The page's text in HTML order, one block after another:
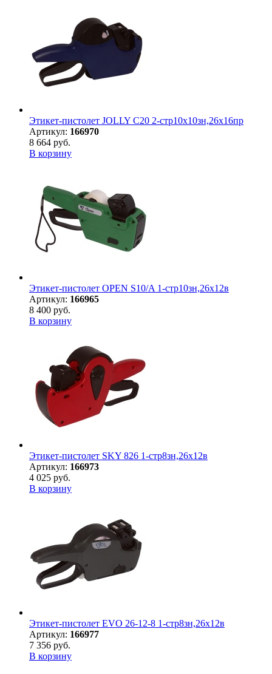
Этикет-пистолет JOLLY C20 2-стр10х10зн,26х16пр
Артикул: 166970
8 664 руб.
В корзину
Этикет-пистолет OPEN S10/A 1-стр10зн,26х12в
Артикул: 166965
8 400 руб.
В корзину
Этикет-пистолет SKY 826 1-стр8зн,26х12в
Артикул: 166973
4 025 руб.
В корзину
Этикет-пистолет EVO 26-12-8 1-стр8зн,26х12в
Артикул: 166977
7 356 руб.
В корзину